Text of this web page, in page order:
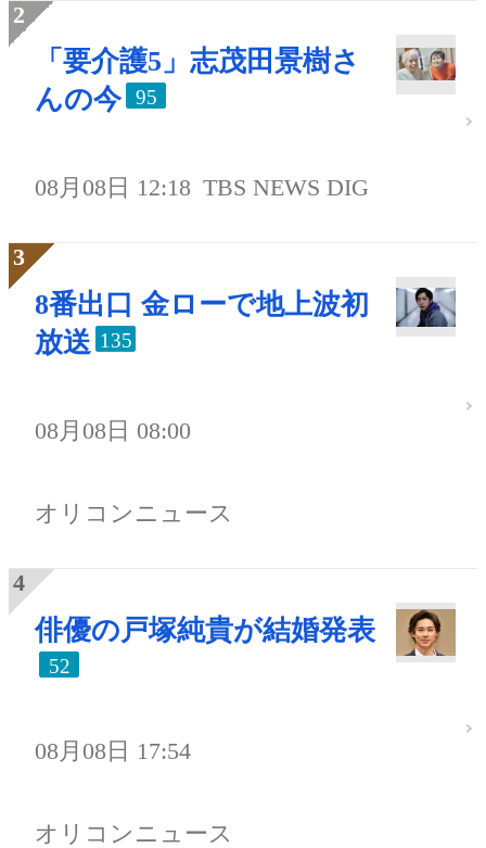
「要介護5」志茂田景樹さ
んの今
95
08月08日 12:18 TBS NEWS DIG
8番出口 金ローで地上波初
放送 135
08月08日 08:00
オリコンニュース
俳優の戸塚純貴が結婚発表
52
08月08日 17:54
オリコンニュース